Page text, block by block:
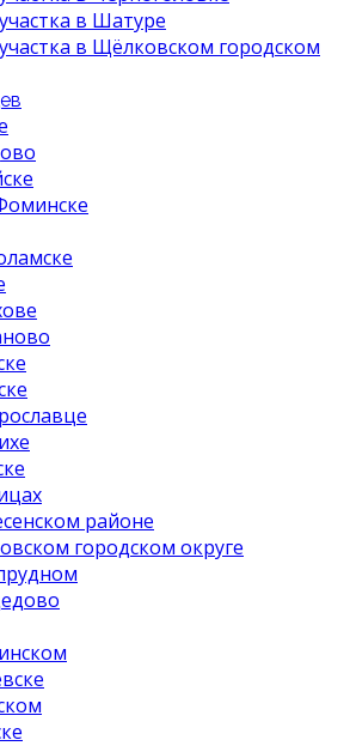
в Шатуре
в Щёлковском городском
районе
городском округе